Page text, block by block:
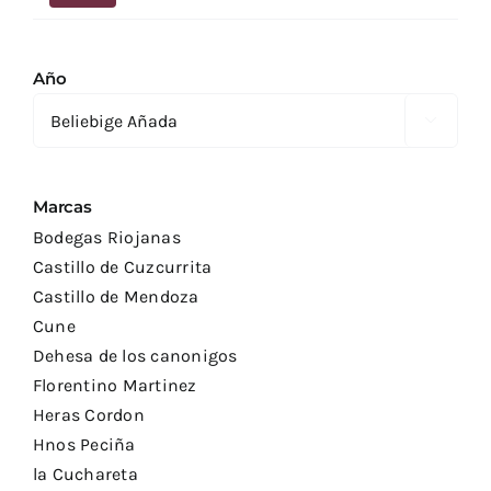
Año
Marcas
Bodegas Riojanas
Castillo de Cuzcurrita
Castillo de Mendoza
Cune
Dehesa de los canonigos
Florentino Martinez
Heras Cordon
Hnos Peciña
la Cuchareta